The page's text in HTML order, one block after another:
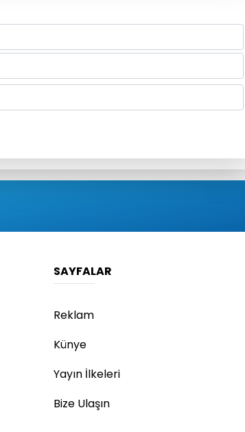
SAYFALAR
Reklam
Künye
Yayın İlkeleri
Bize Ulaşın